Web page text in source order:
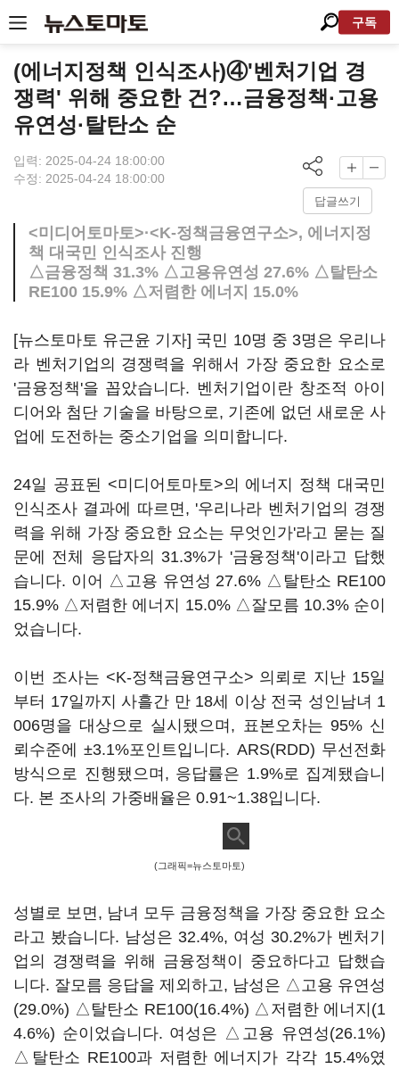
구독
(에너지정책 인식조사)④'벤처기업 경
쟁력' 위해 중요한 건?…금융정책·고용
유연성·탈탄소 순
입력: 2025-04-24 18:00:00
수정: 2025-04-24 18:00:00
답글쓰기
<미디어토마토>·<K-정책금융연구소>, 에너지정
책 대국민 인식조사 진행
△금융정책 31.3% △고용유연성 27.6% △탈탄소
RE100 15.9% △저렴한 에너지 15.0%
[뉴스토마토 유근윤 기자] 국민 10명 중 3명은 우리나
라 벤처기업의 경쟁력을 위해서 가장 중요한 요소로
'금융정책'을 꼽았습니다. 벤처기업이란 창조적 아이
디어와 첨단 기술을 바탕으로, 기존에 없던 새로운 사
업에 도전하는 중소기업을 의미합니다.
24일 공표된 <미디어토마토>의 에너지 정책 대국민
인식조사 결과에 따르면, '우리나라 벤처기업의 경쟁
력을 위해 가장 중요한 요소는 무엇인가'라고 묻는 질
문에 전체 응답자의 31.3%가 '금융정책'이라고 답했
습니다. 이어 △고용 유연성 27.6% △탈탄소 RE100
15.9% △저렴한 에너지 15.0% △잘모름 10.3% 순이
었습니다.
이번 조사는 <K-정책금융연구소> 의뢰로 지난 15일
부터 17일까지 사흘간 만 18세 이상 전국 성인남녀 1
006명을 대상으로 실시됐으며, 표본오차는 95% 신
뢰수준에 ±3.1%포인트입니다. ARS(RDD) 무선전화
방식으로 진행됐으며, 응답률은 1.9%로 집계됐습니
다. 본 조사의 가중배율은 0.91~1.38입니다.
(그래픽=뉴스토마토)
성별로 보면, 남녀 모두 금융정책을 가장 중요한 요소
라고 봤습니다. 남성은 32.4%, 여성 30.2%가 벤처기
업의 경쟁력을 위해 금융정책이 중요하다고 답했습
니다. 잘모름 응답을 제외하고, 남성은 △고용 유연성
(29.0%) △탈탄소 RE100(16.4%) △저렴한 에너지(1
4.6%) 순이었습니다. 여성은 △고용 유연성(26.1%)
△탈탄소 RE100과 저렴한 에너지가 각각 15.4%였